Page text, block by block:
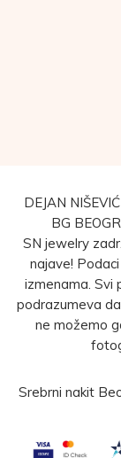
DEJAN
BG
SN jewelry
najave!
izmenama. Svi
podrazumeva
ne možemo
Srebrni nakit